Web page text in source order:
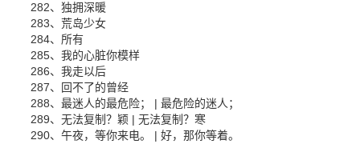
282、独拥深暖
283、荒岛少女
284、所有
285、我的心脏你模样
286、我走以后
287、回不了的曾经
288、最迷人的最危险； | 最危险的迷人；
289、无法复制？颖 | 无法复制？寒
290、午夜，等你来电。 | 好，那你等着。